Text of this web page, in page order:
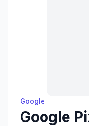
Google
Google